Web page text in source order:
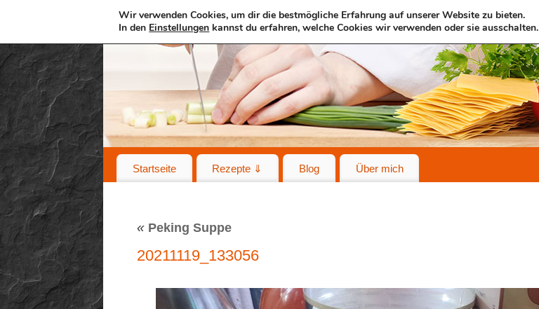
Startseite Rezepte ⇓ Blog Über mich
« Peking Suppe
20211119_133056
Wir verwenden Cookies, um dir die bestmögliche Erfahrung auf unserer Website zu bieten.
In den Einstellungen kannst du erfahren, welche Cookies wir verwenden oder sie ausschalten.